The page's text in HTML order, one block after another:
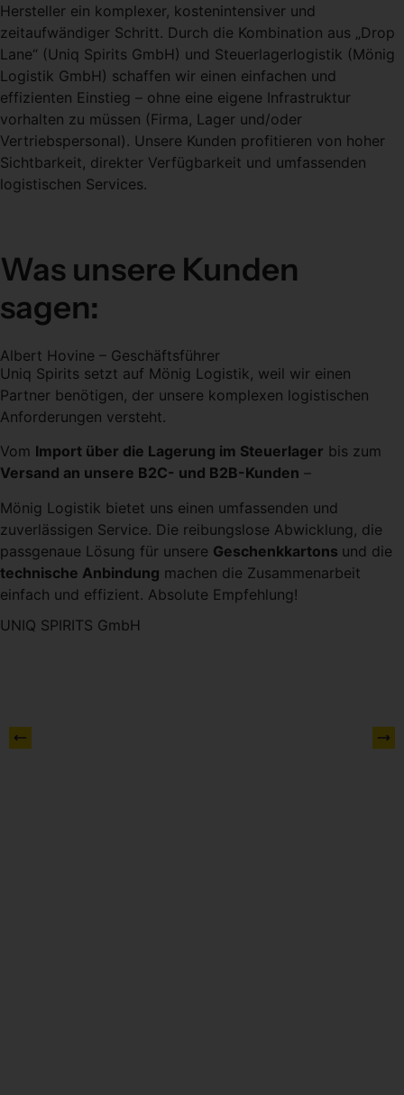
Hersteller ein komplexer, kostenintensiver und
zeitaufwändiger Schritt. Durch die Kombination aus „Drop
Lane“ (Uniq Spirits GmbH) und Steuerlagerlogistik (Mönig
Logistik GmbH) schaffen wir einen einfachen und
effizienten Einstieg – ohne eine eigene Infrastruktur
vorhalten zu müssen (Firma, Lager und/oder
Vertriebspersonal). Unsere Kunden profitieren von hoher
Sichtbarkeit, direkter Verfügbarkeit und umfassenden
logistischen Services.
Was unsere Kunden
sagen:
Albert Hovine – Geschäfts­führer
Uniq Spirits setzt auf Mönig Logistik, weil wir einen
Partner benötigen, der unsere komplexen logistischen
Anforderungen versteht.
Vom Import über die Lagerung im Steuerlager bis zum
Versand an unsere B2C- und B2B-Kunden –
Mönig Logistik bietet uns einen umfassenden und
zuverlässigen Service. Die reibungslose Abwicklung, die
passgenaue Lösung für unsere Geschenkkartons und die
technische Anbindung machen die Zusammenarbeit
einfach und effizient. Absolute Empfehlung!
UNIQ SPIRITS GmbH